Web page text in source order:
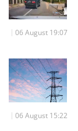
06 August 19:07
06 August 15:22